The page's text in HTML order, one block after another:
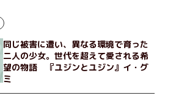
同じ被害に遭い、異なる環境で育った
二人の少女。世代を超えて愛される希
望の物語 『ユジンとユジン』イ・グ
ミ